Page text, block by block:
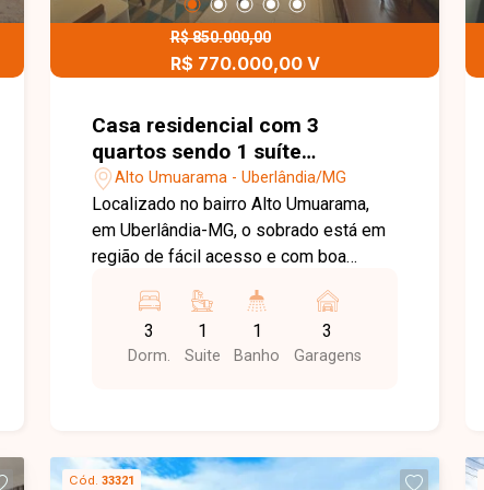
R$ 850.000,00
R$ 770.000,00 V
Casa residencial com 3
quartos sendo 1 suíte
disponível para venda no bairro
Alto Umuarama em Uberlândia-
MG
Alto Umuarama - Uberlândia/MG
Localizado no bairro Alto Umuarama,
em Uberlândia-MG, o sobrado está em
região de fácil acesso e com boa
serviços, oferecendo praticidade e
comodidade para o dia a dia. Imóvel
com 250 m² de área construída em
escada, lavabo, escritório (podendo ser
3
Dorm.
1
Suite
1
Banho
3
Garagens
Cód. 33321